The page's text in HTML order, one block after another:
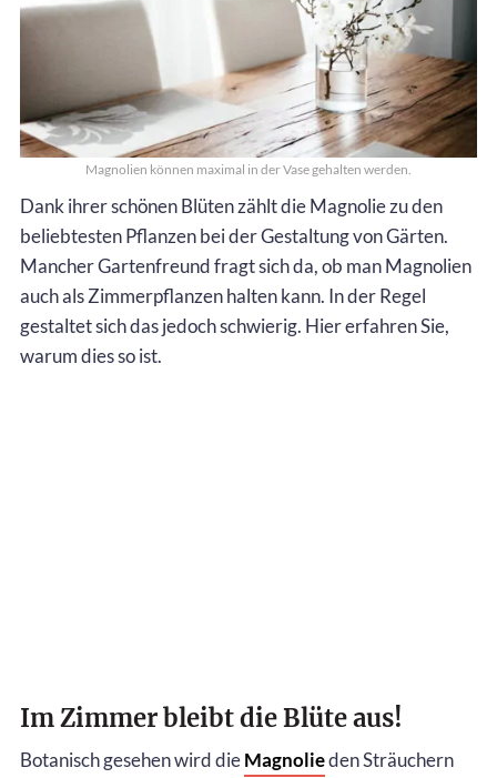
Magnolien können maximal in der Vase gehalten werden.
Dank ihrer schönen Blüten zählt die Magnolie zu den
beliebtesten Pflanzen bei der Gestaltung von Gärten.
Mancher Gartenfreund fragt sich da, ob man Magnolien
auch als Zimmerpflanzen halten kann. In der Regel
gestaltet sich das jedoch schwierig. Hier erfahren Sie,
warum dies so ist.
Im Zimmer bleibt die Blüte aus!
Botanisch gesehen wird dieMagnolieden Sträuchern